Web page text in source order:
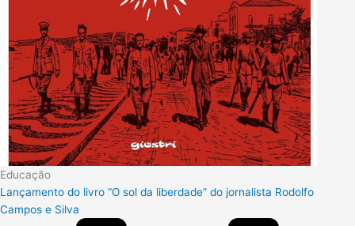
Educação
Lançamento do livro “O sol da liberdade” do jornalista Rodolfo
Campos e Silva